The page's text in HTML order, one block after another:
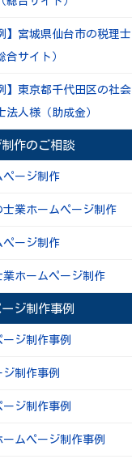
】宮城県仙台市の税理士
合サイト）
】東京都千代田区の社会
法人様（助成金）
作のご相談
ページ制作
業ホームページ制作
ページ制作
ホームページ制作
ジ制作事例
ジ制作事例
制作事例
ジ制作事例
ムページ制作事例